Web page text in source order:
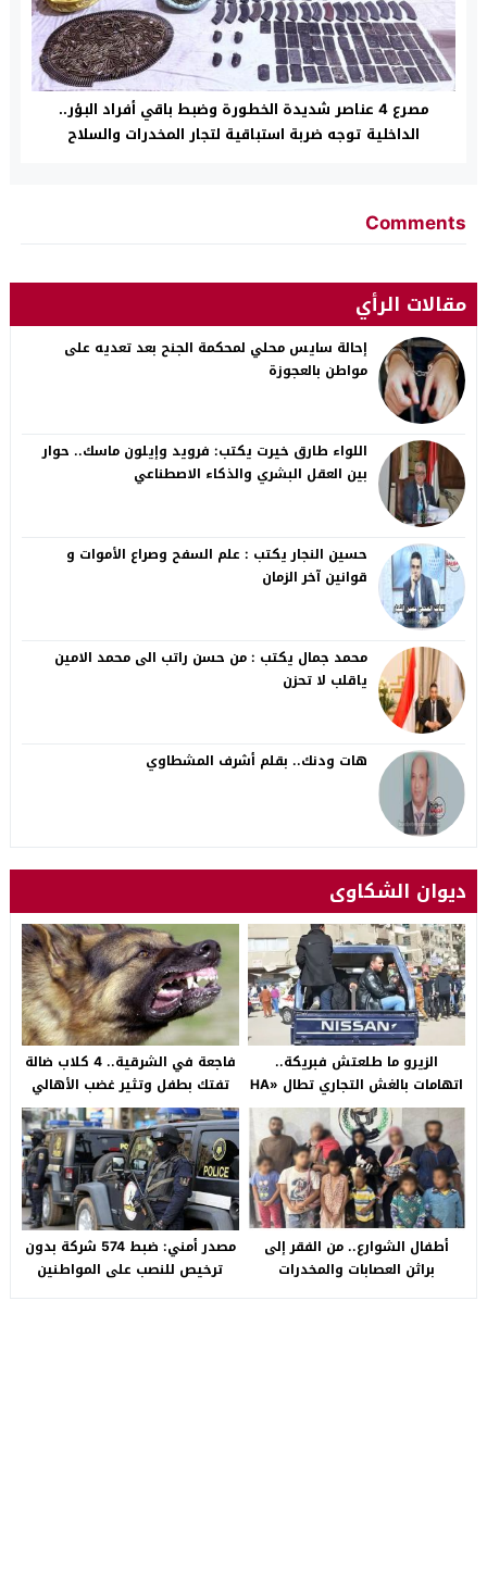
مصرع 4 عناصر شديدة الخطورة وضبط باقي أفراد البؤر..
الداخلية توجه ضربة استباقية لتجار المخدرات والسلاح
Comments
مقالات الرأي
إحالة سايس محلي لمحكمة الجنح بعد تعديه على
مواطن بالعجوزة
اللواء طارق خيرت يكتب: فرويد وإيلون ماسك.. حوار
بين العقل البشري والذكاء الاصطناعي
حسين النجار يكتب : علم السفح وصراع الأموات و
قوانين آخر الزمان
محمد جمال يكتب : من حسن راتب الى محمد الامين
ياقلب لا تحزن
هات ودنك.. بقلم أشرف المشطاوي
ديوان الشكاوى
الزيرو ما طلعتش فبريكة..
اتهامات بالغش التجاري تطال «HA
Auto التجمع».. شكوى شراء
سيارة بـ3 ملايين جنيه تفجّر الأزمة
فاجعة في الشرقية.. 4 كلاب ضالة
تفتك بطفل وتثير غضب الأهالي
بالصالحية الجديدة
أطفال الشوارع.. من الفقر إلى
براثن العصابات والمخدرات
مصدر أمني: ضبط 574 شركة بدون
ترخيص للنصب على المواطنين